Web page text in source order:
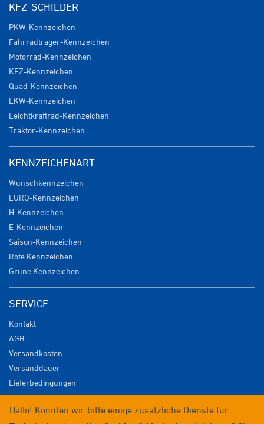
KFZ-SCHILDER
PKW-Kennzeichen
Fahrradträger-Kennzeichen
Motorrad-Kennzeichen
KFZ-Kennzeichen
Quad-Kennzeichen
LKW-Kennzeichen
Leichtkraftrad-Kennzeichen
Traktor-Kennzeichen
KENNZEICHENART
Wunschkennzeichen
EURO-Kennzeichen
H-Kennzeichen
E-Kennzeichen
Saison-Kennzeichen
Rote Kennzeichen
Grüne Kennzeichen
SERVICE
Kontakt
AGB
Versandkosten
Versanddauer
Lieferbedingungen
Zahlungsmöglichkeiten
Datenschutz
Hallo! Könnten wir bitte einige zusätzliche Dienste für